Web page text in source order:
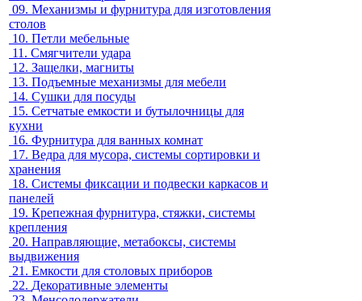
09. Механизмы и фурнитура для изготовления
столов
10. Петли мебельные
11. Смягчители удара
12. Защелки, магниты
13. Подъемные механизмы для мебели
14. Сушки для посуды
15. Сетчатые емкости и бутылочницы для
кухни
16. Фурнитура для ванных комнат
17. Ведра для мусора, системы сортировки и
хранения
18. Системы фиксации и подвески каркасов и
панелей
19. Крепежная фурнитура, стяжки, системы
крепления
20. Направляющие, метабоксы, системы
выдвижения
21. Емкости для столовых приборов
22. Декоративные элементы